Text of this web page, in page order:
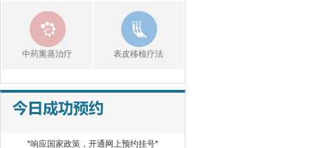
中药熏蒸治疗 表皮移植疗法
*响应国家政策，开通网上预约挂号*
詹先生 18分钟前 手掌白斑
李先生 22分钟前 手部白斑